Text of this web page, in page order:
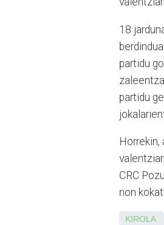
18
partidu
partidu
CRC
non
KIROLA